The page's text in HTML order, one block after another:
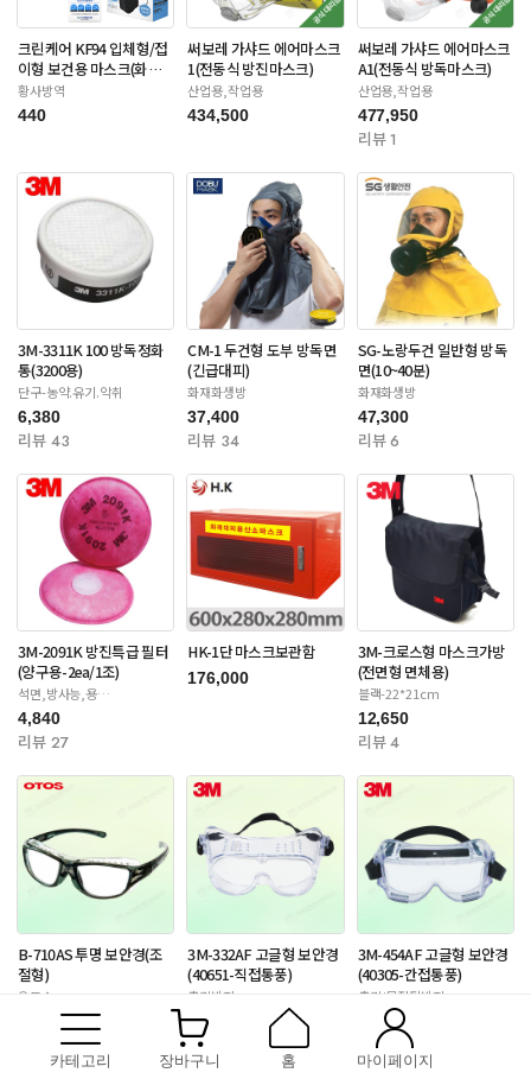
카테고리 장바구니 홈 마이페이지
크린케어 KF94 입체형/접
이형 보건용 마스크(화이
트/블랙-대형)
황사방역
440
써보레 가샤드 에어마스크
1(전동식 방진마스크)
산업용,작업용
434,500
써보레 가샤드 에어마스크
A1(전동식 방독마스크)
산업용,작업용
477,950
리뷰 1
3M-3311K 100 방독정화
통(3200용)
단구-농약.유기.악취
6,380
리뷰 43
CM-1 두건형 도부 방독면
(긴급대피)
화재화생방
37,400
리뷰 34
SG-노랑두건 일반형 방독
면(10~40분)
화재화생방
47,300
리뷰 6
3M-2091K 방진특급 필터
(양구용-2ea/1조)
석면,방사능,용
접-6000/65020/7000S
4,840
리뷰 27
HK-1단 마스크보관함
176,000
3M-크로스형 마스크가방
(전면형 면체용)
블랙-22*21cm
12,650
리뷰 4
B-710AS 투명 보안경(조
절형)
오토스
리뷰 175
3M-332AF 고글형 보안경
(40651-직접통풍)
충격방지
3,630
리뷰 9
3M-454AF 고글형 보안경
(40305-간접통풍)
충격/물질튐방지
14,300
리뷰 12